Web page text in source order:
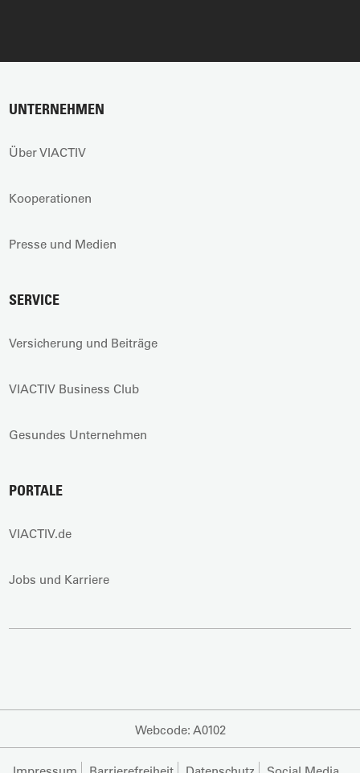
UNTERNEHMEN
Über VIACTIV
Kooperationen
Presse und Medien
SERVICE
Versicherung und Beiträge
VIACTIV Business Club
Gesundes Unternehmen
PORTALE
VIACTIV.de
Jobs und Karriere
Webcode: A0102